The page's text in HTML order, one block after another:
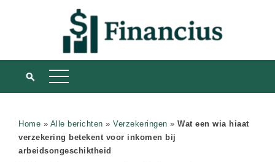
Home » Alle berichten » Verzekeringen » Wat een wia hiaat
verzekering betekent voor inkomen bij
arbeidsongeschiktheid